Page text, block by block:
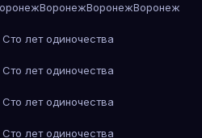
ВоронежВоронежВоронеж
лет одиночества
лет одиночества
лет одиночества
лет одиночества